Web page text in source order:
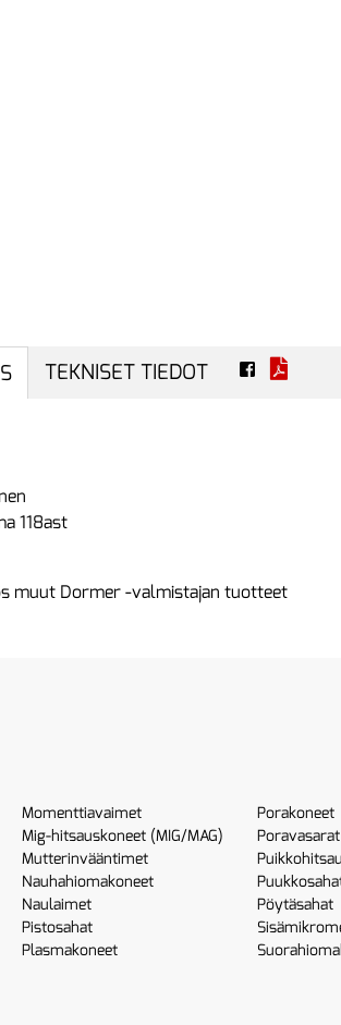
TEKNISET TIEDOT
118ast
muut Dormer -valmistajan tuotteet
Momenttiavaimet
Mig-hitsauskoneet (MIG/MAG)
Mutterinvääntimet
Nauhahiomakoneet
Naulaimet
Pistosahat
Plasmakoneet
Porakoneet
Poravasarat
Pöytäsahat